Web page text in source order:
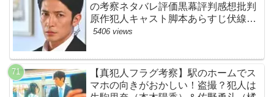
の考察ネタバレ評価黒幕評判感想批判
原作犯人キャスト脚本あらすじ伏線ま
とめ】
5406 views
【真犯人フラグ考察】駅のホームでス
マホの向きがおかしい！盗撮？犯人は